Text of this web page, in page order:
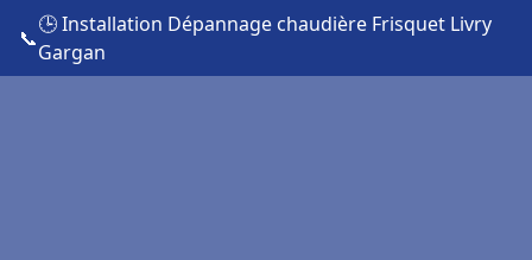
📞
🕒 Installation Dépannage chaudière Frisquet Livry
Gargan